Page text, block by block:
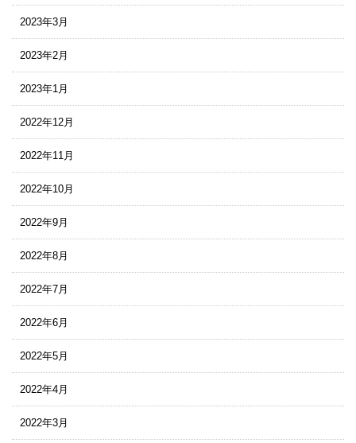
2023年3月
2023年2月
2023年1月
2022年12月
2022年11月
2022年10月
2022年9月
2022年8月
2022年7月
2022年6月
2022年5月
2022年4月
2022年3月